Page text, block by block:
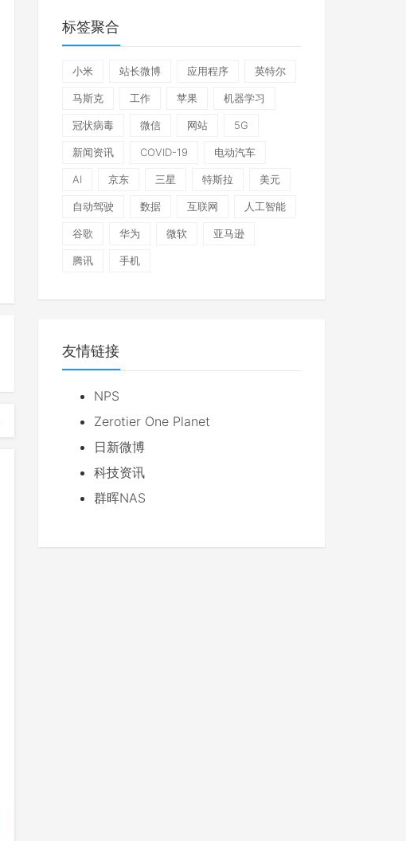
标签聚合
小米 站长微博 应用程序 英特尔
马斯克 工作 苹果 机器学习
冠状病毒 微信 网站 5G
新闻资讯 COVID-19 电动汽车
AI 京东 三星 特斯拉 美元
自动驾驶 数据 互联网 人工智能
谷歌 华为 微软 亚马逊
腾讯 手机
友情链接
NPS
Zerotier One Planet
日新微博
科技资讯
群晖NAS